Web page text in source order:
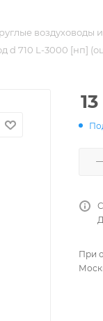
воздуховоды
d 710 L-3000 [нп]
При